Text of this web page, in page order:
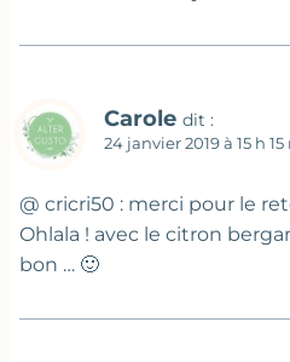
Carole dit :
24 janvier 2019 à 15 h
@ cricri50 : merci pour le
Ohlala ! avec le citron
bon … 🙂